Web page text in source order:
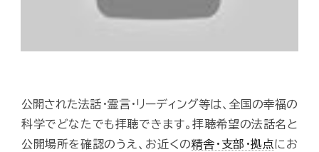
公開された法話・霊言・リーディング等は、全国の幸福の
科学でどなたでも拝聴できます。拝聴希望の法話名と
公開場所を確認のうえ、お近くの精舎・支部・拠点にお